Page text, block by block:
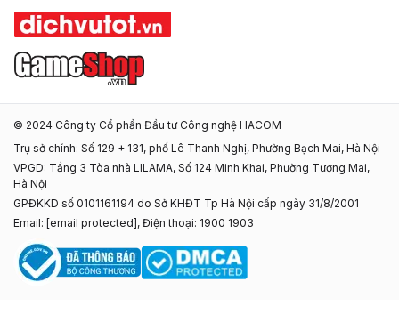
© 2024 Công ty Cổ phần Đầu tư Công nghệ HACOM
Trụ sở chính: Số 129 + 131, phố Lê Thanh Nghị, Phường Bạch Mai, Hà Nội
VPGD: Tầng 3 Tòa nhà LILAMA, Số 124 Minh Khai, Phường Tương Mai,
Hà Nội
GPĐKKD số 0101161194 do Sở KHĐT Tp Hà Nội cấp ngày 31/8/2001
Email: [email protected] , Điện thoại: 1900 1903